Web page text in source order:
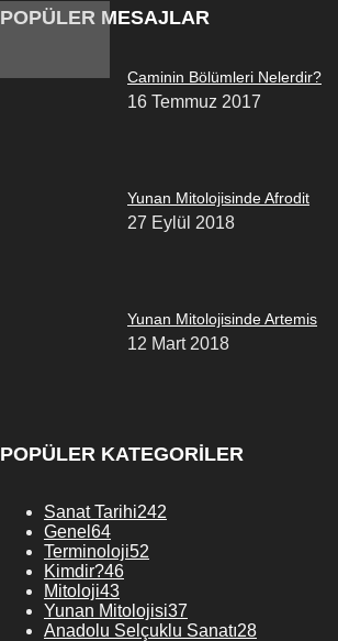
POPÜLER MESAJLAR
Caminin Bölümleri Nelerdir?
16 Temmuz 2017
Yunan Mitolojisinde Afrodit
27 Eylül 2018
Yunan Mitolojisinde Artemis
12 Mart 2018
POPÜLER KATEGORİLER
Sanat Tarihi242
Genel 64
Terminoloji52
Kimdir?46
Mitoloji43
Yunan Mitolojisi37
Anadolu Selçuklu Sanatı28